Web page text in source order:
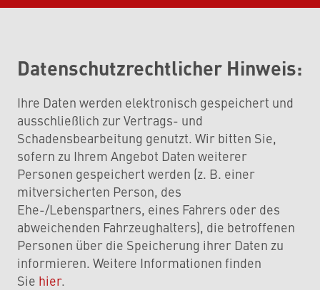
Datenschutzrechtlicher Hinweis:
Ihre Daten werden elektronisch gespeichert und
ausschließlich zur Vertrags- und
Schadensbearbeitung genutzt. Wir bitten Sie,
sofern zu Ihrem Angebot Daten weiterer
Personen gespeichert werden (z. B. einer
mitversicherten Person, des
Ehe-/Lebenspartners, eines Fahrers oder des
abweichenden Fahrzeughalters), die betroffenen
Personen über die Speicherung ihrer Daten zu
informieren. Weitere Informationen finden
Sie hier.